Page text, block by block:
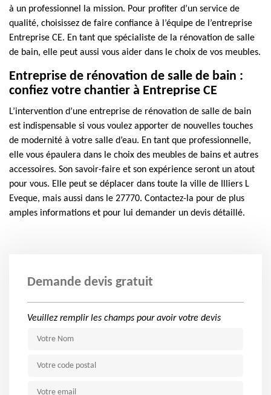
à un professionnel la mission. Pour profiter d’un service de
qualité, choisissez de faire confiance à l’équipe de l’entreprise
Entreprise CE. En tant que spécialiste de la rénovation de salle
de bain, elle peut aussi vous aider dans le choix de vos meubles.
Entreprise de rénovation de salle de bain :
confiez votre chantier à Entreprise CE
L’intervention d’une entreprise de rénovation de salle de bain
est indispensable si vous voulez apporter de nouvelles touches
de modernité à votre salle d’eau. En tant que professionnelle,
elle vous épaulera dans le choix des meubles de bains et autres
accessoires. Son savoir-faire et son expérience seront un atout
pour vous. Elle peut se déplacer dans toute la ville de Illiers L
Eveque, mais aussi dans le 27770. Contactez-la pour de plus
amples informations et pour lui demander un devis détaillé.
Demande devis gratuit
Veuillez remplir les champs pour avoir votre devis